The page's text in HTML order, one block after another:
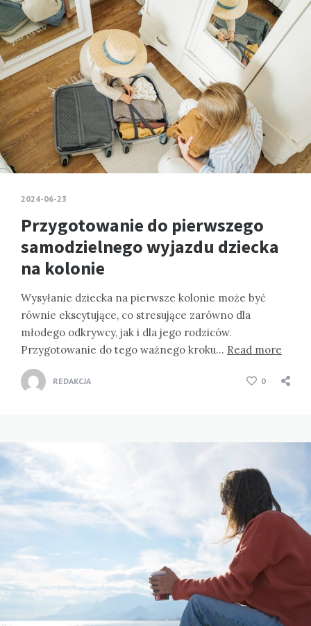
2024-06-23
Przygotowanie do pierwszego
samodzielnego wyjazdu dziecka
na kolonie
Wysyłanie dziecka na pierwsze kolonie może być
równie ekscytujące, co stresujące zarówno dla
młodego odkrywcy, jak i dla jego rodziców.
Przygotowanie do tego ważnego kroku… Read more
REDAKCJA 0